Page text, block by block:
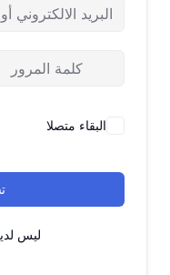
البقاء متصلا
ليس